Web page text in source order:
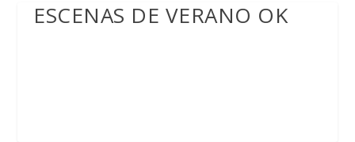
ESCENAS DE VERANO OK